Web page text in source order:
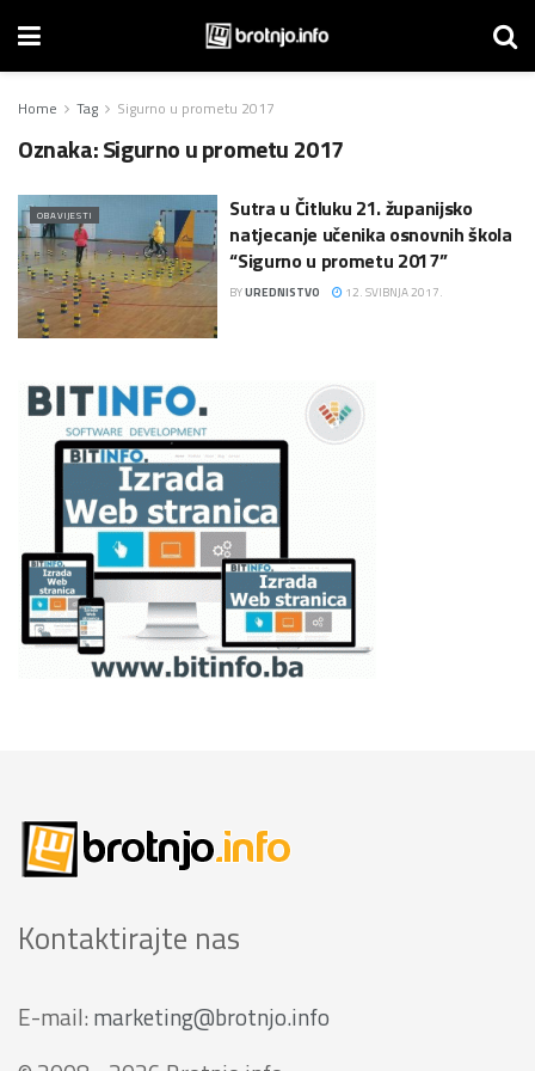
Home Tag Sigurno u prometu 2017
Oznaka:Sigurno u prometu 2017
OBAVIJESTI
Sutra u Čitluku 21. županijsko
natjecanje učenika osnovnih škola
“Sigurno u prometu 2017”
BYUREDNISTVO 12. SVIBNJA 2017.
Kontaktirajte nas
E-mail: marketing@brotnjo.info